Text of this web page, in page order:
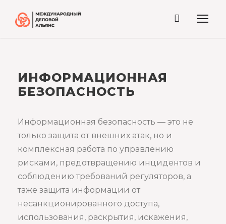
ИНФОРМАЦИОННАЯ
БЕЗОПАСНОСТЬ
Информационная безопасность — это не
только защита от внешних атак, но и
комплексная работа по управлению
рисками, предотвращению инцидентов и
соблюдению требований регуляторов, а
таже защита информации от
несанкционированного доступа,
использования, раскрытия, искажения,